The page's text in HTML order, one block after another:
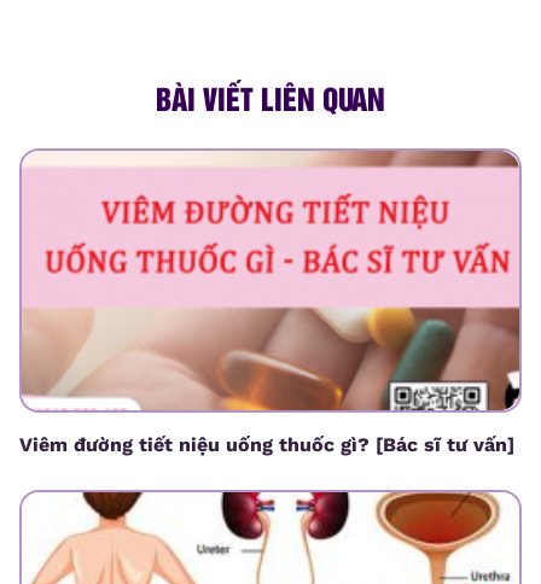
BÀI VIẾT LIÊN QUAN
Viêm đường tiết niệu uống thuốc gì? [Bác sĩ tư vấn]